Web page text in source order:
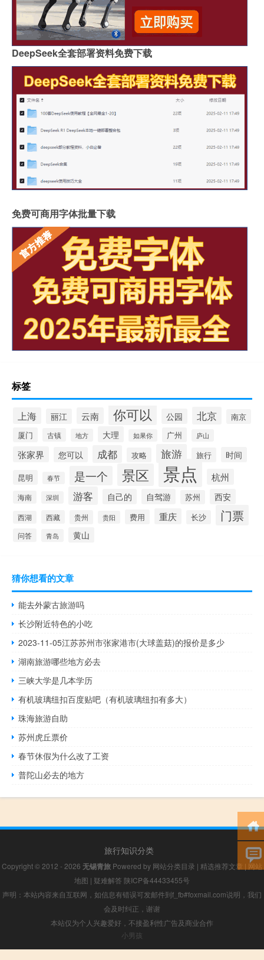
DeepSeek全套部署资料免费下载
免费可商用字体批量下载
标签
上海 丽江 云南 你可以 公园 北京
南京
厦门
古镇 地方 大理 如果你 广州 庐山
张家界 您可以 成都 攻略 旅游 旅行 时间
昆明 春节 是一个 景区 景点 杭州
海南 深圳 游客 自己的 自驾游 苏州 西安
西湖 西藏 贵州 贵阳 费用 重庆 长沙 门票
问答 青岛 黄山
猜你想看的文章
能去外蒙古旅游吗
长沙附近特色的小吃
2023-11-05江苏苏州市张家港市(大球盖菇)的报价是多少
湖南旅游哪些地方必去
三峡大学是几本学历
有机玻璃纽扣百度贴吧（有机玻璃纽扣有多大）
珠海旅游自助
苏州虎丘票价
春节休假为什么改了工资
普陀山必去的地方
旅行知识分类
Copyright © 2012 - 2026 无锡青旅 Powered by 网站分类目录 | 精选推荐文章 | 网站
地图 | 疑难解答 陕ICP备44433455号
声明：本站内容来自互联网，如信息有错误可发邮件到f_fb#foxmail.com说明，我们
会及时纠正，谢谢
本站仅为个人兴趣爱好，不接盈利性广告及商业合作
小男孩